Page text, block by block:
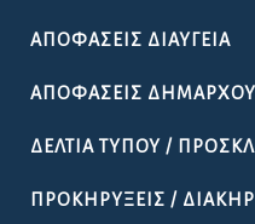
ΑΠΟΦΆΣΕΙΣ ΔΙΑΎΓΕΙΑ
ΑΠΟΦΆΣΕΙΣ ΔΗΜΆΡΧΟΥ
ΔΕΛΤΊΑ ΤΎΠΟΥ /
ΠΡΟΚΗΡΎΞΕΙΣ /